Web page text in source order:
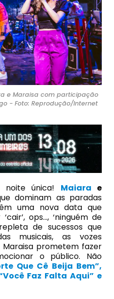
e Maraisa com participação
- Foto: Reprodução/Internet
noite única! Maiara e
dominam as paradas
uma nova data que
ops…, ‘ninguém de
de sucessos que
musicais, as vozes
prometem fazer
o público. Não
Que Cê Beija Bem”,
Faz Falta Aqui” e